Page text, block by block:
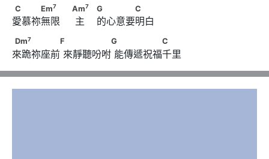
C　　　Em
Am
G　　　　C
C Em7 Am7 G C
愛慕祢無限     主    的心意要明白
Dm7 F      　　　　　G      　　　　　C
Dm7 F G C
來跪祢座前 來靜聽吩咐 能傳遞祝福千里